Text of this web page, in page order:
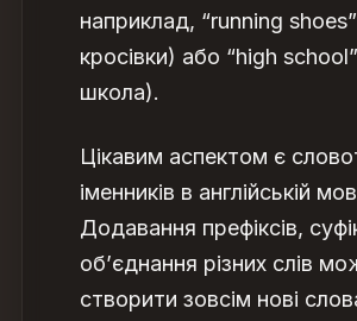
наприклад, “running shoes”
кросівки) або “high
школа).
Цікавим аспектом є
іменників в англійській
Додавання префіксів,
об’єднання різних слів
створити зовсім нові